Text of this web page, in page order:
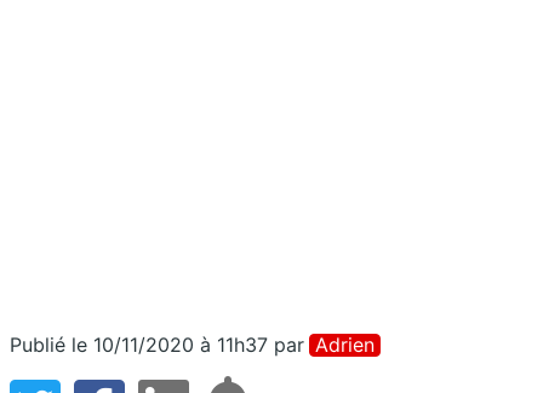
Publié le 10/11/2020 à 11h37 par Adrien